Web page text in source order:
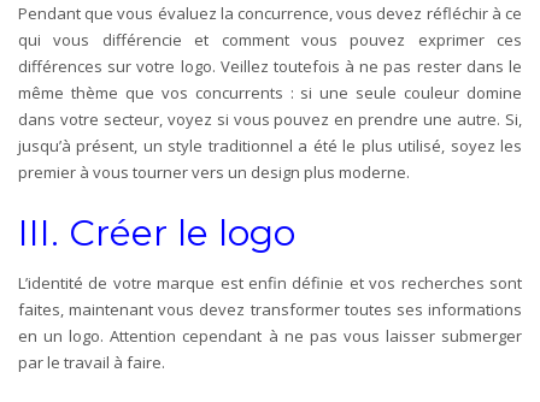
Pendant que vous évaluez la concurrence, vous devez réfléchir à ce
qui vous différencie et comment vous pouvez exprimer ces
différences sur votre logo. Veillez toutefois à ne pas rester dans le
même thème que vos concurrents : si une seule couleur domine
dans votre secteur, voyez si vous pouvez en prendre une autre. Si,
jusqu’à présent, un style traditionnel a été le plus utilisé, soyez les
premier à vous tourner vers un design plus moderne.
III. Créer le logo
L’identité de votre marque est enfin définie et vos recherches sont
faites, maintenant vous devez transformer toutes ses informations
en un logo. Attention cependant à ne pas vous laisser submerger
par le travail à faire.